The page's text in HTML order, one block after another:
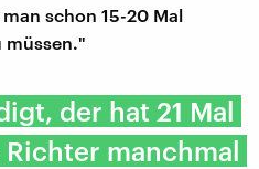
schon 15-20 Mal
müssen."
der hat 21 Mal
manchmal